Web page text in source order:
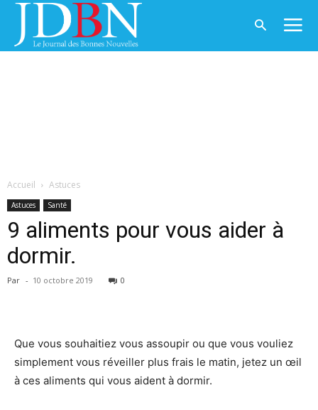
Accueil Astuces
Astuces Santé
9 aliments pour vous aider à
dormir.
Par - 10 octobre 2019 0
Que vous souhaitiez vous assoupir ou que vous vouliez
simplement vous réveiller plus frais le matin, jetez un œil
à ces aliments qui vous aident à dormir.